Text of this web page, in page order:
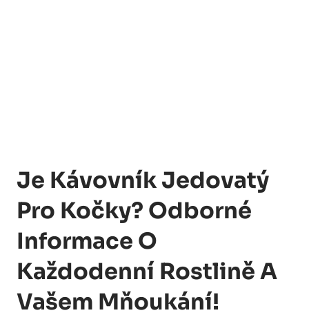
Je Kávovník Jedovatý
Pro Kočky? Odborné
Informace O
Každodenní Rostlině A
Vašem Mňoukání!